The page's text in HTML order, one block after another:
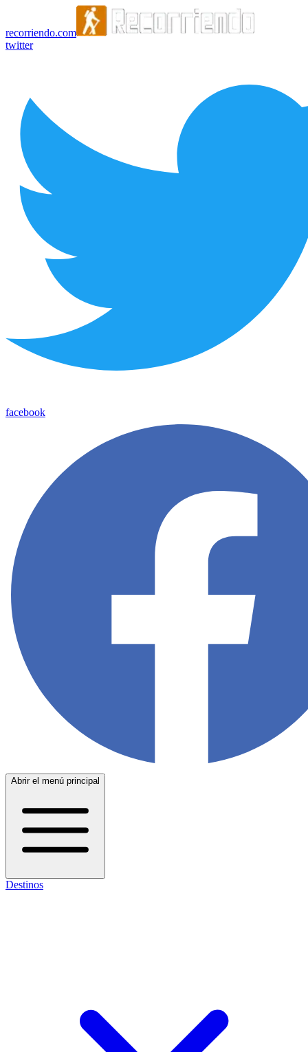
recorriendo.com
twitter
facebook
Abrir el menú principal
Destinos